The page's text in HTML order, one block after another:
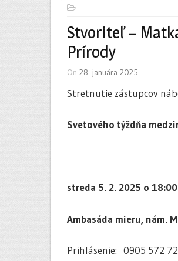
Stvoriteľ –
Prírody
On 28. januára 2025
Stretnutie zástupcov
Svetového týždňa
streda 5. 2. 2025 o
Ambasáda mieru, nám.
Prihlásenie: 0905 572